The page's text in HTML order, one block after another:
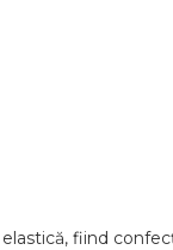
fiind